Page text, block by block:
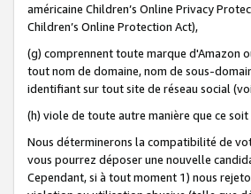
américaine Children’s Online Privacy
Children’s Online Protection Act),
(g) comprennent toute marque d'Amazon
tout nom de domaine, nom de sous-
identifiant sur tout site de réseau social
(h) viole de toute autre manière que ce
Nous déterminerons la compatibilité de
vous pourrez déposer une nouvelle
Cependant, si à tout moment 1) nous